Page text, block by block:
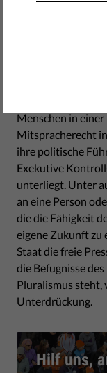
Menschen in
Mitspracherecht
ihre politische
Exekutive
unterliegt. Unter
an eine Person
die die Fähigkeit
eigene Zukunft zu
Staat die freie
die Befugnisse
Pluralismus
Unterdrückung.
Hilf uns,